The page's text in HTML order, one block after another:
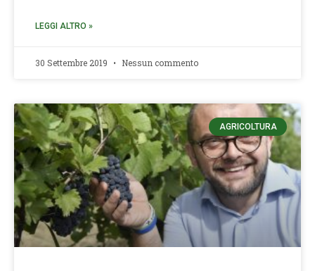
LEGGI ALTRO »
30 Settembre 2019 Nessun commento
AGRICOLTURA